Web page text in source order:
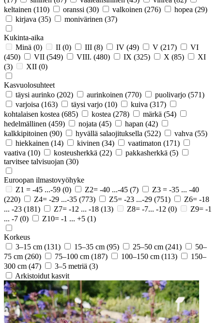
keltainen (110) oranssi (30) valkoinen (276) hopea (29)
kirjava (35) monivärinen (37)
Kukinta-aika
Minä (0) II (0) III (8) IV (49) V (217)
VI
(450)
VII (549) VIII. (480) IX (325) X (85)
XI
(3)
XII (0)
Kasvuolosuhteet
täysi aurinko (202) aurinkoinen (770) puolivarjo (571)
varjoisa (163) täysi varjo (10) kuiva (317)
kohtalaisen kostea (685) kostea (278) märkä (54)
hedelmällinen (459) nojata (45) hapan (42)
kalkkipitoinen (90) hyvällä salaojituksella (522) vahva (55)
hiekkainen (14) kivinen (34) vaatimaton (171)
vaativa (10) kosteusherkkä (22) pakkasherkkä (5)
tarvitsee talvisuojan (30)
Euroopan ilmastovyöhyke
Z1 = -45 ...-59 (0) Z2= -40 ...-45 (7)
Z3 = -35 ... -40
(220)
Z4= -29 ...-35 (773) Z5= -23 ...-29 (751)
Z6= -18
... -23 (181) Z7= -12 ... -18 (13) Z8= -7... -12 (0)
Z9= -1
... -7 (0) Z10= -1 ... +5 (1)
Korkeus
3–15 cm (131) 15–35 cm (95) 25–50 cm (241)
50–
75 cm (260) 75–100 cm (187) 100–150 cm (113)
150–
300 cm (47) 3–5 metriä (3)
Arkistoidut kasvit